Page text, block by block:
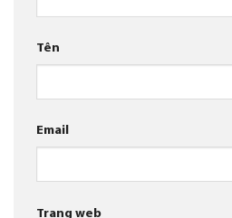
Tên
Email
Trang web